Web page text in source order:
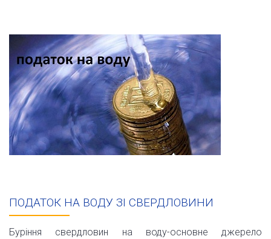
ПОДАТОК НА ВОДУ ЗІ СВЕРДЛОВИНИ
Буріння свердловин на воду-основне джерело